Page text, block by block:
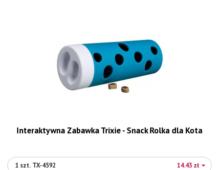
Interaktywna Zabawka Trixie - Snack Rolka dla Kota
1 szt. TX-4592 14.43 zł